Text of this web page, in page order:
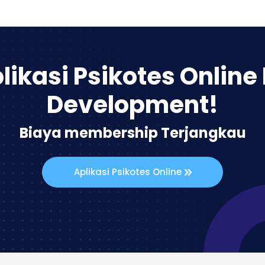
Psikotes Online
Development!
Biaya membership Terjangkau
Aplikasi Psikotes Online